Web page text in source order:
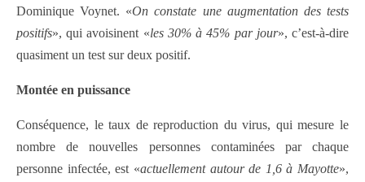
Dominique Voynet. «On constate une augmentation des tests
positifs», qui avoisinent «les 30% à 45% par jour», c’est-à-dire
quasiment un test sur deux positif.
Montée en puissance
Conséquence, le taux de reproduction du virus, qui mesure le
nombre de nouvelles personnes contaminées par chaque
personne infectée, est «actuellement autour de 1,6 à Mayotte»,